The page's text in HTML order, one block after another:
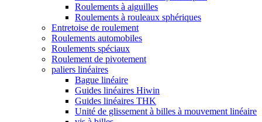
Roulements à aiguilles
Roulements à rouleaux sphériques
Entretoise de roulement
Roulements automobiles
Roulements spéciaux
Roulement de pivotement
paliers linéaires
Bague linéaire
Guides linéaires Hiwin
Guides linéaires THK
Unité de glissement à billes à mouvement linéaire